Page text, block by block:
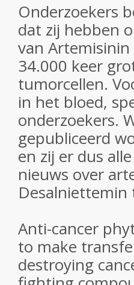
Onderzoekers
dat zij hebben
van
34.000 keer
tumorcellen.
in het bloed,
onderzoekers.
gepubliceerd
en zij er dus
nieuws over
Anti-cancer
to make
destroying